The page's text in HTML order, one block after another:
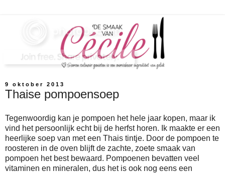
9 oktober 2013
Thaise pompoensoep
Tegenwoordig kan je pompoen het hele jaar kopen, maar ik
vind het persoonlijk echt bij de herfst horen. Ik maakte er een
heerlijke soep van met een Thais tintje. Door de pompoen te
roosteren in de oven blijft de zachte, zoete smaak van
pompoen het best bewaard. Pompoenen bevatten veel
vitaminen en mineralen, dus het is ook nog eens een